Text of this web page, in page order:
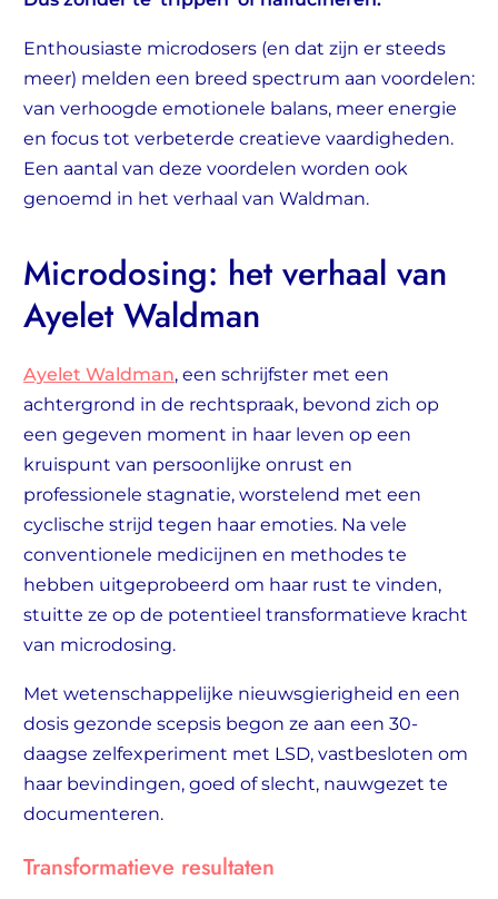
Enthousiaste microdosers (en dat zijn er steeds
meer) melden een breed spectrum aan voordelen:
van verhoogde emotionele balans, meer energie
en focus tot verbeterde creatieve vaardigheden.
Een aantal van deze voordelen worden ook
genoemd in het verhaal van Waldman.
Microdosing: het verhaal van
Ayelet Waldman
Ayelet Waldman, een schrijfster met een
achtergrond in de rechtspraak, bevond zich op
een gegeven moment in haar leven op een
kruispunt van persoonlijke onrust en
professionele stagnatie, worstelend met een
cyclische strijd tegen haar emoties. Na vele
conventionele medicijnen en methodes te
hebben uitgeprobeerd om haar rust te vinden,
stuitte ze op de potentieel transformatieve kracht
van microdosing.
Met wetenschappelijke nieuwsgierigheid en een
dosis gezonde scepsis begon ze aan een 30-
daagse zelfexperiment met LSD, vastbesloten om
haar bevindingen, goed of slecht, nauwgezet te
documenteren.
Transformatieve resultaten